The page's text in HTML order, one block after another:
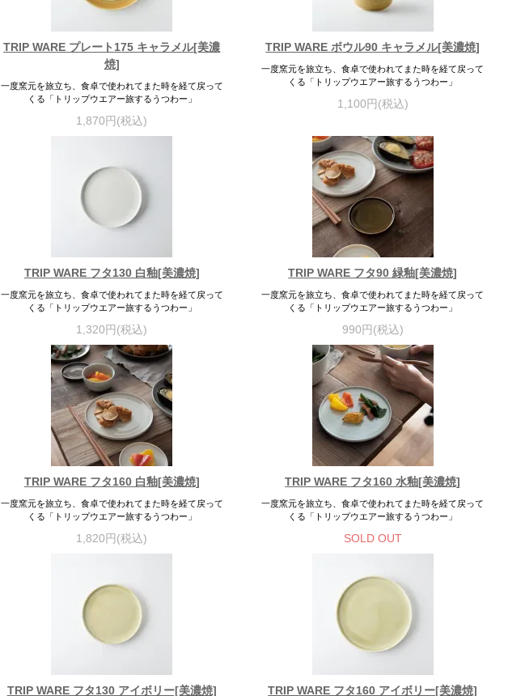
TRIP WARE プレート175 キャラメル[美濃
焼]
一度窯元を旅立ち、食卓で使われてまた時を経て戻って
くる「トリップウエアー旅するうつわー」
1,870円(税込)
TRIP WARE ボウル90 キャラメル[美濃焼]
一度窯元を旅立ち、食卓で使われてまた時を経て戻って
くる「トリップウエアー旅するうつわー」
1,100円(税込)
TRIP WARE フタ130 白釉[美濃焼]
一度窯元を旅立ち、食卓で使われてまた時を経て戻って
くる「トリップウエアー旅するうつわー」
1,320円(税込)
TRIP WARE フタ90 緑釉[美濃焼]
一度窯元を旅立ち、食卓で使われてまた時を経て戻って
くる「トリップウエアー旅するうつわー」
990円(税込)
TRIP WARE フタ160 白釉[美濃焼]
一度窯元を旅立ち、食卓で使われてまた時を経て戻って
くる「トリップウエアー旅するうつわー」
1,820円(税込)
TRIP WARE フタ160 水釉[美濃焼]
一度窯元を旅立ち、食卓で使われてまた時を経て戻って
くる「トリップウエアー旅するうつわー」
SOLD OUT
TRIP WARE フタ130 アイボリー[美濃焼] TRIP WARE フタ160 アイボリー[美濃焼]